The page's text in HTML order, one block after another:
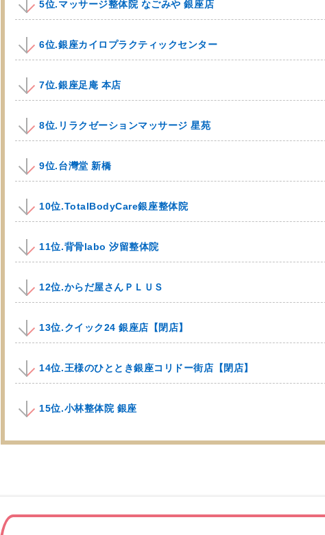
5位.マッサージ整体院 なごみや 銀座店
6位.銀座カイロプラクティックセンター
7位.銀座足庵 本店
8位.リラクゼーションマッサージ 星苑
9位.台灣堂 新橋
10位.TotalBodyCare銀座整体院
11位.背骨labo 汐留整体院
12位.からだ屋さんＰＬＵＳ
13位.クイック24 銀座店【閉店】
14位.王様のひととき銀座コリドー街店【閉店】
15位.小林整体院 銀座